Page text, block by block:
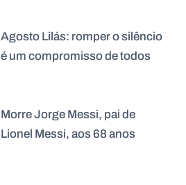
Agosto Lilás: romper o silêncio
é um compromisso de todos
Morre Jorge Messi, pai de
Lionel Messi, aos 68 anos